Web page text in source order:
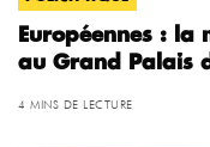
Européennes :
au Grand Palais
4 MINS DE LECTURE